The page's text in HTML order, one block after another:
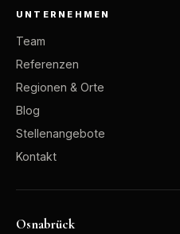
UNTERNEHMEN
Team
Referenzen
Regionen & Orte
Blog
Stellenangebote
Kontakt
Osnabrück